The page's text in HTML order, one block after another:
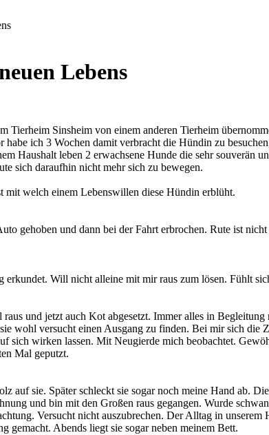
Lebens
Tierheim Sinsheim von einem anderen Tierheim
ich 3 Wochen damit verbracht die Hündin zu
Haushalt leben 2 erwachsene Hunde die sehr souverän
sich daraufhin nicht mehr sich zu bewegen.
mit welch einem Lebenswillen diese Hündin erblüht.
gehoben und dann bei der Fahrt erbrochen. Rute ist
erkundet. Will nicht alleine mit mir raus zum lösen. Fühlt
und jetzt auch Kot abgesetzt. Immer alles in
wohl versucht einen Ausgang zu finden. Bei mir sich die
sich wirken lassen. Mit Neugierde mich beobachtet.
Mal geputzt.
auf sie. Später schleckt sie sogar noch meine Hand ab.
und bin mit den Großen raus gegangen. Wurde
Versucht nicht auszubrechen. Der Alltag in
gemacht. Abends liegt sie sogar neben meinem Bett.